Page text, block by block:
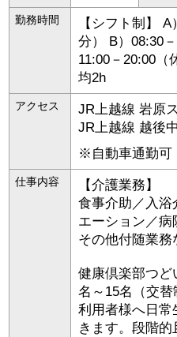
勤務時間
【シフト制】
分） B）08:30
11:00－20:00
均2h
アクセス
JR上越線 岩原
JR上越線 越後
※自動車通勤可
仕事内容
【介護業務】
食事介助／入浴
エーション／病
その他付随業務
健康倶楽部つど
名～15名（交
利用者様へ日常
きます。段階